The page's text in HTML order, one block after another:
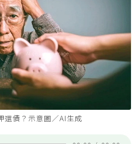
還債？示意圖／AI生成